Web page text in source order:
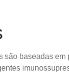
baseadas